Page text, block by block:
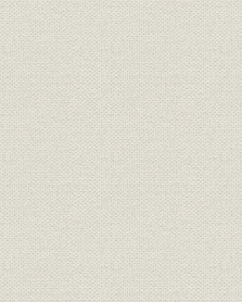
策の概要
平成10年
(2000年)3
付社会福祉法人一覧
平成6年
(2002年)
開発プロジェクト
[平成14年
(2003年)頃]
湾の現況
昭和38年
(2002年)